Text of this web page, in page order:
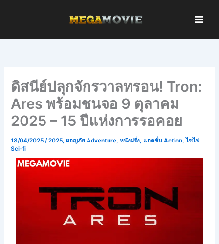
ดิสนีย์ปลุกจักรวาลทรอน! Tron:
Ares พร้อมชนจอ 9 ตุลาคม
2025 – 15 ปีแห่งการรอคอย
18/04/2025/2025,ผจญภัย Adventure,หนังฝรั่ง, แอคชั่น Action,ไซไฟ
Sci-fi